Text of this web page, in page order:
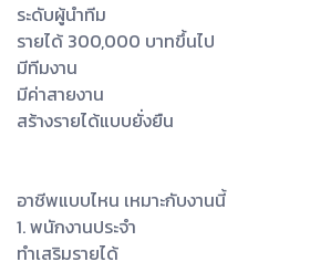
ระดับผู้นำทีม
รายได้ 300,000 บาทขึ้นไป
มีทีมงาน
มีค่าสายงาน
สร้างรายได้แบบยั่งยืน
อาชีพแบบไหน เหมาะกับงานนี้
1. พนักงานประจำ
ทำเสริมรายได้